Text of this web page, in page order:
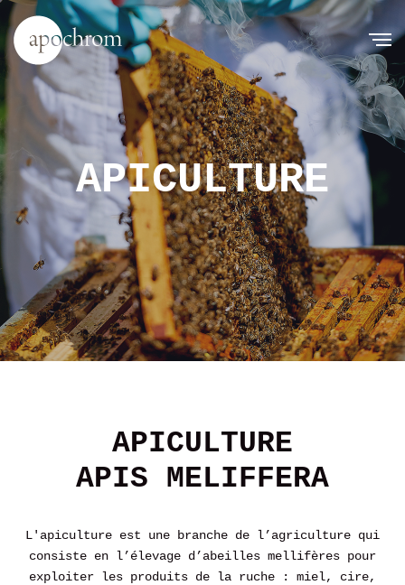
APICULTURE
APICULTURE
APIS MELIFFERA
L'apiculture est une branche de l’agriculture qui
consiste en l’élevage d’abeilles mellifères pour
exploiter les produits de la ruche : miel, cire,